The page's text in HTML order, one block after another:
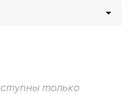
только